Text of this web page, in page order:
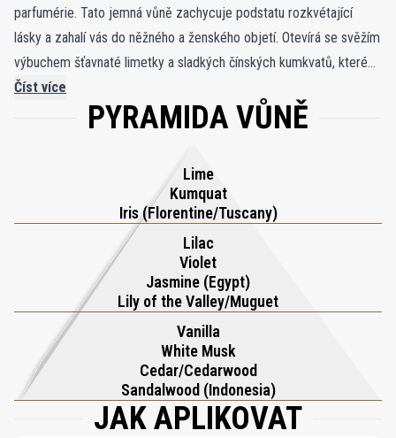
parfumérie. Tato jemná vůně zachycuje podstatu rozkvétající
lásky a zahalí vás do něžného a ženského objetí. Otevírá se svěžím
výbuchem šťavnaté limetky a sladkých čínských kumkvatů, které
probudí vaše smysly živým začátkem. V srdci vůně se postupně
odhaluje okouzlující krása florentského kosatce, egyptského
smyslného a svůdného základu, kde se exotické santalové dřevo z
Indonésie, bohaté vanilkové lusky ze Zanzibaru, cedrové dřevo a
bílý pižmo spojují v dlouhotrvající dojem zemitého tepla a
tajemství. Dama Bianca Eau de Parfum není jen vůně – je to cesta
jemnými fázemi lásky, která vás obklopí nadčasovou aurou krásy a
svádění.
Číst více
PYRAMIDA VŮNĚ
Lime
Kumquat
Iris (Florentine/Tuscany)
Lilac
Violet
Jasmine (Egypt)
Lily of the Valley/Muguet
Vanilla
White Musk
Cedar/Cedarwood
Sandalwood (Indonesia)
JAK APLIKOVAT